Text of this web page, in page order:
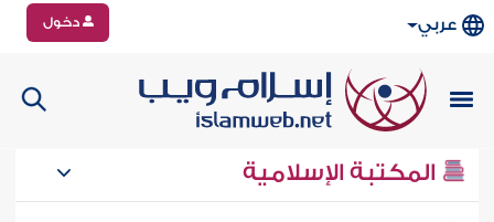
عربي دخول
المكتبة الإسلامية